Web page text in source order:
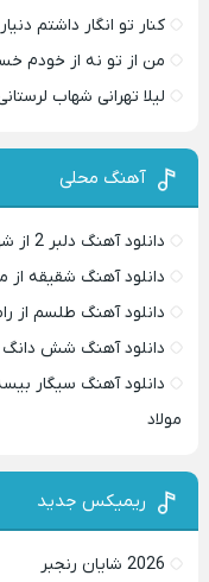
کنار تو انگار داشتم
من از تو نه از خودم
لیلا تهرانی شهاب
آهنگ محلی
دانلود آهنگ دلبر 2 از شهاب فالجی
دانلود آهنگ شقیقه
دانلود آهنگ طلسم از
دانلود آهنگ شش دانگ
دانلود آهنگ سیگار
مولاد
ریمیکس جدید
2026 شایان رنجبر